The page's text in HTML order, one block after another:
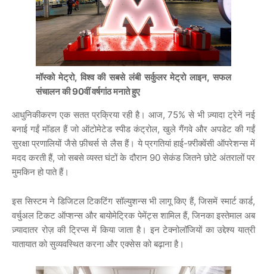
मॉस्को मेट्रो, विश्व की सबसे लंबी सर्कुलर मेट्रो लाइन, सफल
संचालन की 90वीं वर्षगांठ मनाते हुए
आधुनिकीकरण एक सतत प्रक्रिया रही है। आज, 75% से भी ज़्यादा ट्रेनें नई
बनाई गईं मॉडल हैं जो ऑटोमेटेड स्पीड कंट्रोल, खुले गैंगवे और अपडेट की गईं
सुरक्षा प्रणालियों जैसे फ़ीचर्स से लैस हैं। ये प्रगतियां हाई-फ़्रीक्वेंसी ऑपरेशन्स में
मदद करती हैं, जो सबसे व्यस्त घंटों के दौरान 90 सेकंड जितने छोटे अंतरालों पर
मुमकिन हो पाते हैं।
इस सिस्टम ने डिजिटल टिकटिंग सॉल्युशन्स भी लागू किए हैं, जिसमें स्मार्ट कार्ड,
वर्चुअल टिकट ऑप्शन्स और बायोमेट्रिक पेमेंट्स शामिल हैं, जिनका इस्तेमाल अब
ज़्यादातर रोज़ की ट्रिप्स में किया जाता है। इन टेक्नोलॉजियों का उद्देश्य यात्री
यातायात को सुव्यवस्थित करना और एक्सेस को बढ़ाना है।